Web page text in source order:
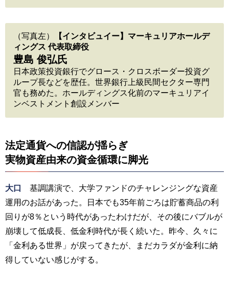
（写真左）
【インタビュイー】マーキュリアホールデ
ィングス 代表取締役
豊島 俊弘氏
日本政策投資銀行でグロース・クロスボーダー投資グ
ループ長などを歴任。世界銀行上級民間セクター専門
官も務めた。ホールディングス化前のマーキュリアイ
ンベストメント創設メンバー
法定通貨への信認が揺らぎ
実物資産由来の資金循環に脚光
大口
基調講演で、大学ファンドのチャレンジングな資産
運用のお話があった。日本でも35年前ごろは貯蓄商品の利
回りが8％という時代があったわけだが、その後にバブルが
崩壊して低成長、低金利時代が長く続いた。昨今、久々に
「金利ある世界」が戻ってきたが、まだカラダが金利に納
得していない感じがする。